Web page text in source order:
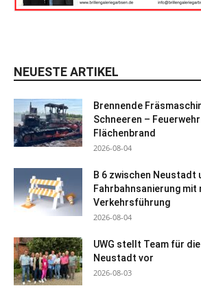
NEUESTE ARTIKEL
Brennende
Schneeren –
Flächenbrand
2026-08-04
B 6 zwischen Neustadt
Fahrbahnsanierung mit
Verkehrsführung
2026-08-04
UWG stellt Team für
Neustadt vor
2026-08-03